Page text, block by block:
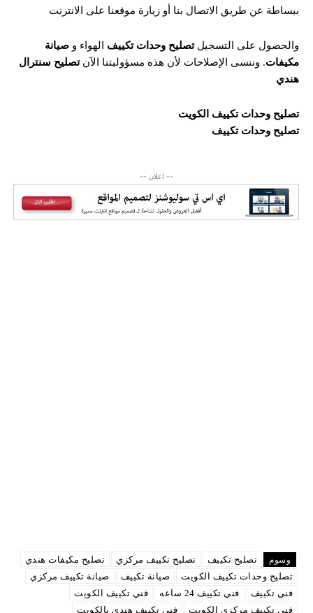
ببساطة عن طريق الاتصال بنا أو زيارة موقعنا على الانترنت
والحصول على التسجيلتصليح وحدات تكييف الهواء و صيانة
مكيفات. وننسى الإصلاحات لأن هذه مسؤوليتنا الآنتصليح سنترال
هندي
تصليح وحدات تكييف الكويت
تصليح وحدات تكييف
-- اعلان --
وسوم تصليح تكييف تصليح تكييف مركزي
تصليح مكيفات هندي
تصليح وحدات تكييف الكويت
صيانة تكييف
صيانة تكييف مركزي
فني تكييف
فني تكييف 24 ساعه
فني تكييف الكويت
فني تكييف مركزي الكويت
فني تكييف هندي بالكويت